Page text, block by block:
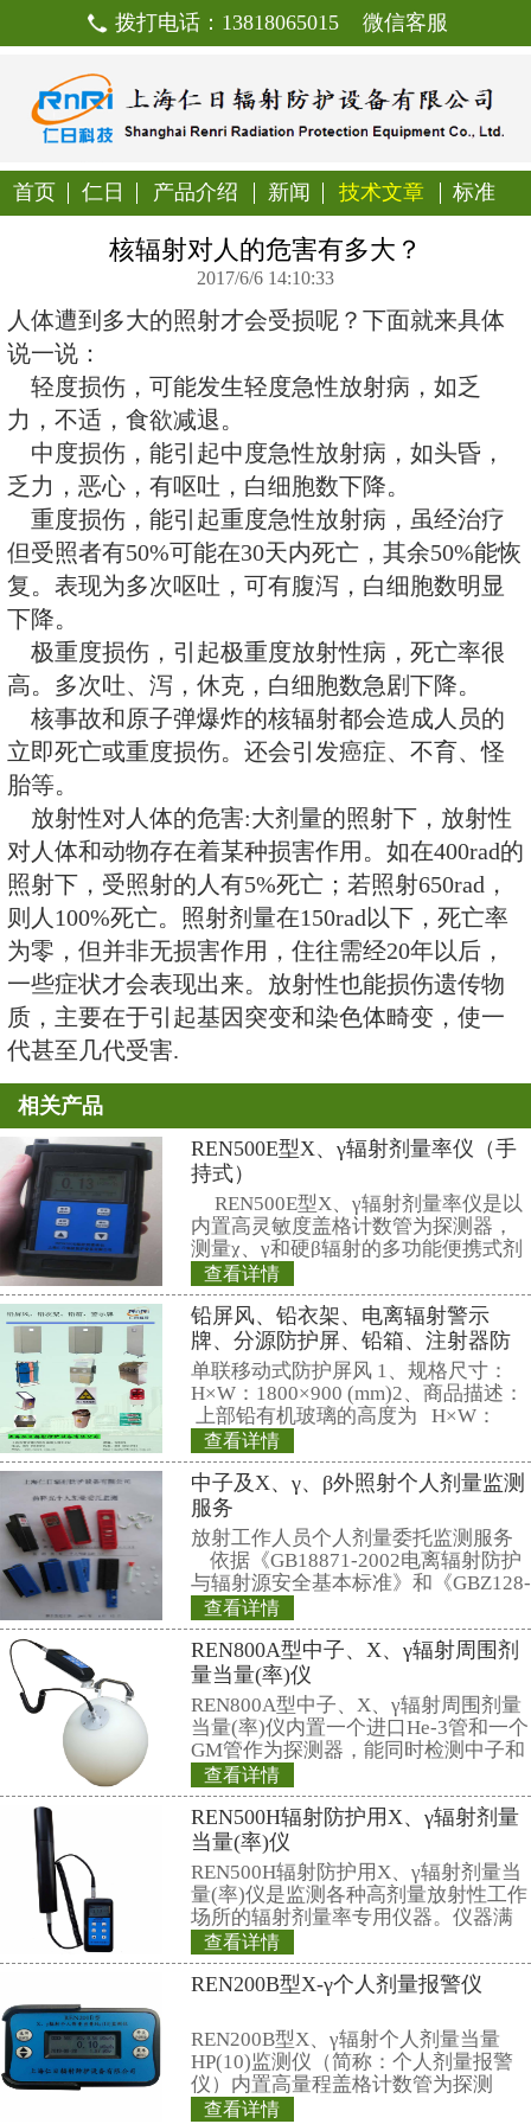
拨打电话：13818065015
仁日 产品介绍
2017/6/6 14:10:33
人体遭到多大的照射才会受损呢
说一说：
轻度损伤，可能发生轻度急性放
力，不适，食欲减退。
中度损伤，能引起中度急性放射
乏力，恶心，有呕吐，白细胞数下
重度损伤，能引起重度急性放射
但受照者有50%可能在30天内死亡
复。表现为多次呕吐，可有腹泻，
下降。
极重度损伤，引起极重度放射性
高。多次吐、泻，休克，白细胞数
核事故和原子弹爆炸的核辐射都
立即死亡或重度损伤。还会引发癌
胎等。
放射性对人体的危害:大剂量的照
对人体和动物存在着某种损害作用
照射下，受照射的人有5%死亡；
则人100%死亡。照射剂量在
为零，但并非无损害作用，住往需
一些症状才会表现出来。放射性也
质，主要在于引起基因突变和染色
代甚至几代受害.
相关产品
REN500E型X、γ
持式）
REN500E型X、γ
内置高灵敏度盖格
测量χ、γ和硬β辐射
量率仪。作为辐射
作场所的剂量当量
动连续测量和记录
数据，更换电池时
测数据能永久
查看详情
铅屏风、铅衣架、
牌、分源防护屏、
护套、报警灯
单联移动式防护屏
H×W：1800×900
上部铅有机玻璃的
240×240 (mm)3、
0.5mmPb， 下部分
查看详情